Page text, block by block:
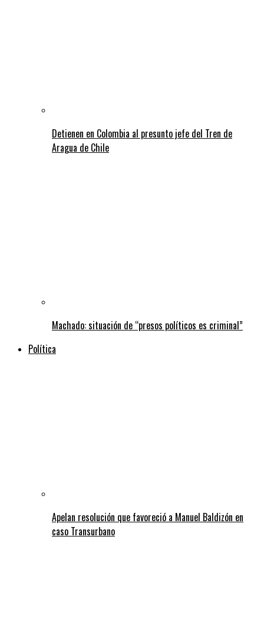
Detienen en Colombia al presunto jefe del Tren de
Aragua de Chile
Machado: situación de “presos políticos es criminal”
Política
Apelan resolución que favoreció a Manuel Baldizón en
caso Transurbano